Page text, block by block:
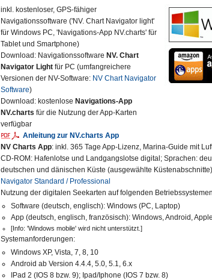
inkl. kostenloser, GPS-fähiger
Navigationssoftware ('NV. Chart Navigator light'
für Windows PC, 'Navigations-App NV.charts' für
Tablet und Smartphone)
Download: Navigationssoftware NV. Chart
Navigator Light für PC (umfangreichere
Versionen der NV-Software: NV Chart Navigator
Software)
Download: kostenlose Navigations-App
NV.charts für die Nutzung der App-Karten
verfügbar
Anleitung zur NV.charts App
NV Charts App: inkl. 365 Tage App-Lizenz, Marina-Guide mit
CD-ROM: Hafenlotse und Landgangslotse digital; Sprachen:
deutschen und dänischen Küste (ausgewählte
Navigator Standard / Professional
Nutzung der digitalen Seekarten auf folgenden
Software (deutsch, englisch): Windows (PC, Laptop)
App (deutsch, englisch, französisch): Windows, Android,
[Info: 'Windows mobile' wird nicht unterstützt.]
Systemanforderungen:
Windows XP, Vista, 7, 8, 10
Android ab Version 4.4.4, 5.0, 5.1, 6.x
IPad 2 (IOS 8 bzw. 9); Ipad/Iphone (IOS 7 bzw. 8)